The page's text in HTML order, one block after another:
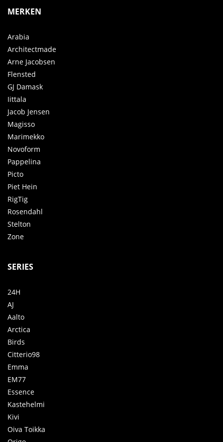
MERKEN
Arabia
Architectmade
Arne Jacobsen
Flensted
GJ Damask
Iittala
Jacob Jensen
Magisso
Marimekko
Novoform
Pappelina
Picto
Piet Hein
RigTig
Rosendahl
Stelton
Zone
SERIES
24H
AJ
Aalto
Arctica
Birds
Citterio98
Emma
EM77
Essence
Kastehelmi
Kivi
Oiva Toikka